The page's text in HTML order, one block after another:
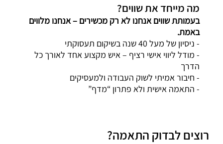
מה מייחד את שווים?
בעמותת שווים אנחנו לא רק מכשירים – אנחנו מלווים
באמת.
- ניסיון של מעל 40 שנה בשיקום תעסוקתי
- מודל ליווי אישי רציף – איש מקצוע אחד לאורך כל
הדרך
- חיבור אמיתי לשוק העבודה ולמעסיקים
- התאמה אישית ולא פתרון “מדף”
רוצים לבדוק התאמה?